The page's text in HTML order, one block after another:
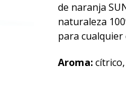
de naranja
naturaleza
para cualquier
Aroma: